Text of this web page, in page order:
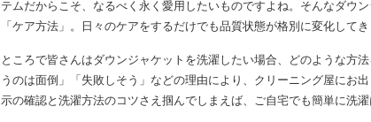
テムだからこそ、なるべく永く愛用したいものですよね。そんなダウ
「ケア方法」。日々のケアをするだけでも品質状態が格別に変化してき
ところで皆さんはダウンジャケットを洗濯したい場合、どのような方
うのは面倒」「失敗しそう」などの理由により、クリーニング屋にお
示の確認と洗濯方法のコツさえ掴んでしまえば、ご自宅でも簡単に洗濯